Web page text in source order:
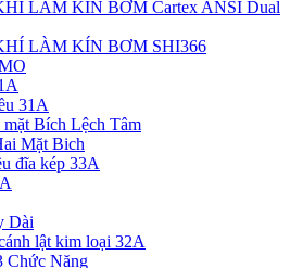
LÀM KÍN BƠM Cartex ANSI Dual
LÀM KÍN BƠM SHI366
31A
Bích Lệch Tâm
Mặt Bich
đĩa kép 33A
Dài
lật kim loại 32A
Chức Năng